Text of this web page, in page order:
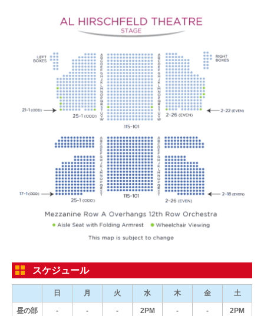
スケジュール
日 月 火 水 木 金 土
昼の部 - - - 2PM - - 2PM